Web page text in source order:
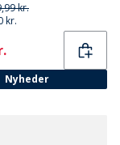
kr.
kr.
Nyheder